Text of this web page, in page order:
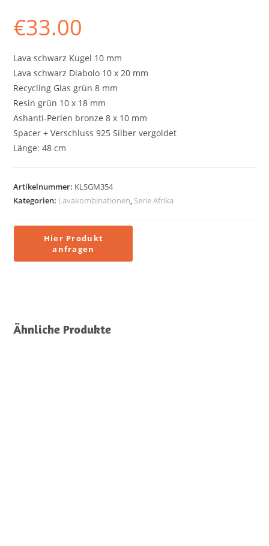
€33.00
Lava schwarz Kugel 10 mm
Lava schwarz Diabolo 10 x 20 mm
Recycling Glas grün 8 mm
Resin grün 10 x 18 mm
Ashanti-Perlen bronze 8 x 10 mm
Spacer + Verschluss 925 Silber vergoldet
Länge: 48 cm
Artikelnummer: KLSGM354
Kategorien: Lavakombinationen, Serie Afrika
Ähnliche Produkte